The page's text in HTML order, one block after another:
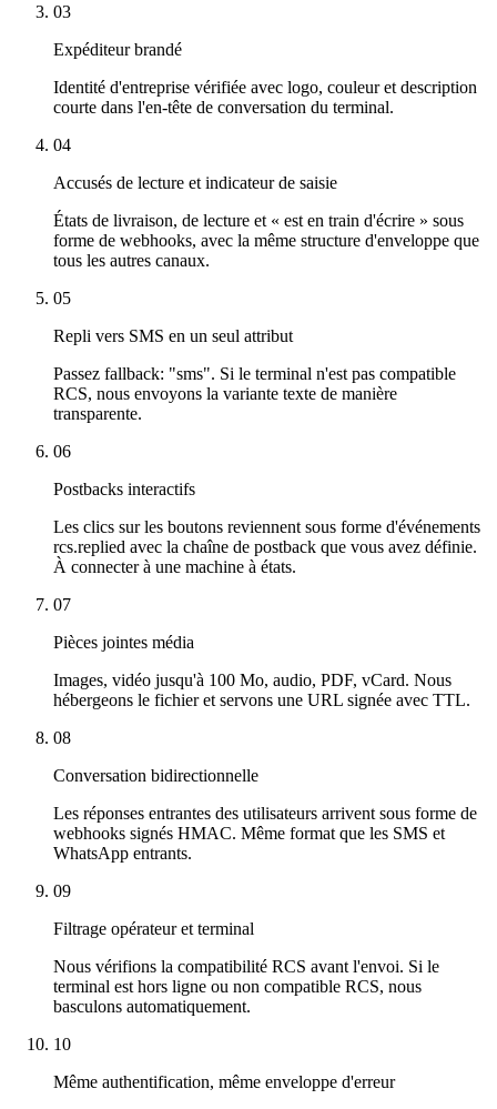
03
Expéditeur brandé
Identité d'entreprise vérifiée avec logo, couleur et description
courte dans l'en-tête de conversation du terminal.
04
Accusés de lecture et indicateur de saisie
États de livraison, de lecture et « est en train d'écrire » sous
forme de webhooks, avec la même structure d'enveloppe que
tous les autres canaux.
05
Repli vers SMS en un seul attribut
Passez fallback: "sms". Si le terminal n'est pas compatible
RCS, nous envoyons la variante texte de manière
transparente.
06
Postbacks interactifs
Les clics sur les boutons reviennent sous forme d'événements
rcs.replied avec la chaîne de postback que vous avez définie.
À connecter à une machine à états.
07
Pièces jointes média
Images, vidéo jusqu'à 100 Mo, audio, PDF, vCard. Nous
hébergeons le fichier et servons une URL signée avec TTL.
08
Conversation bidirectionnelle
Les réponses entrantes des utilisateurs arrivent sous forme de
webhooks signés HMAC. Même format que les SMS et
WhatsApp entrants.
09
Filtrage opérateur et terminal
Nous vérifions la compatibilité RCS avant l'envoi. Si le
terminal est hors ligne ou non compatible RCS, nous
basculons automatiquement.
10
Même authentification, même enveloppe d'erreur